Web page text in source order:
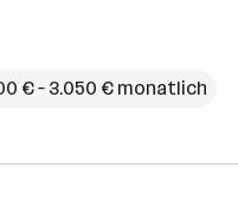
€ – 3.050 € monatlich